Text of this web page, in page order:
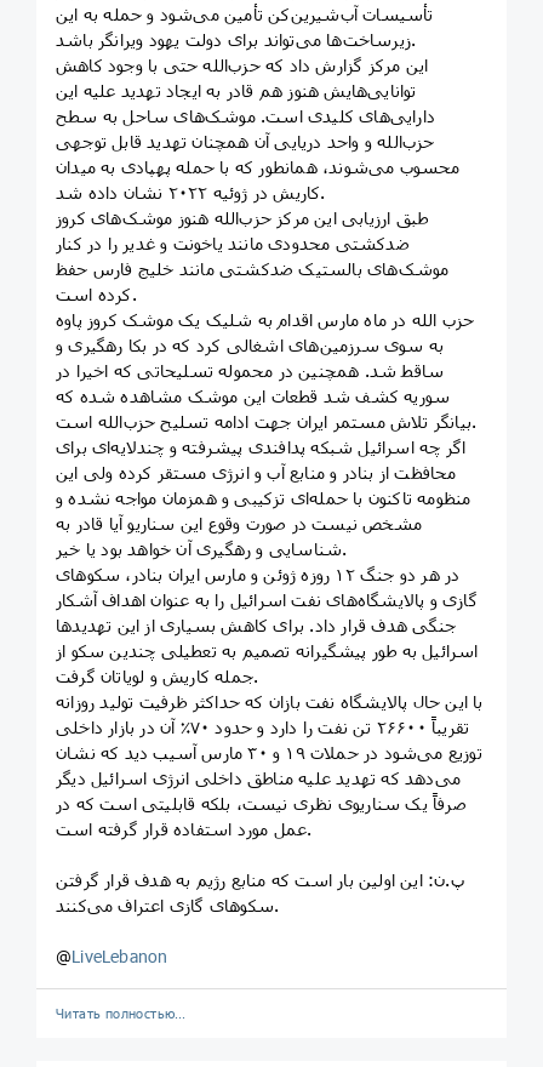
تأسیسات آب‌شیرین‌کن تأمین می‌شود و حمله به این
زیرساخت‌ها می‌تواند برای دولت یهود ویرانگر باشد.
این مرکز گزارش داد که حزب‌الله حتی با وجود کاهش
توانایی‌هایش هنوز هم قادر به ایجاد تهدید علیه این
دارایی‌های کلیدی است. موشک‌های ساحل به سطح
حزب‌الله و واحد دریایی آن همچنان تهدید قابل توجهی
محسوب می‌شوند، همانطور که با حمله پهپادی به میدان
کاریش در ژوئیه ۲۰۲۲ نشان داده شد.
طبق ارزیابی این مرکز حزب‌الله هنوز موشک‌های کروز
ضدکشتی محدودی مانند یاخونت و غدیر را در کنار
موشک‌های بالستیک ضدکشتی مانند خلیج فارس حفظ
کرده است.
حزب الله در ماه مارس اقدام به شلیک یک موشک کروز پاوه
به سوی سرزمین‌های اشغالی کرد که در بکا رهگیری و
ساقط شد. همچنین در محموله‌ تسلیحاتی که اخیرا در
سوریه کشف شد قطعات این موشک مشاهده شده که
بیانگر تلاش مستمر ایران جهت ادامه تسلیح حزب‌الله است.
اگر چه اسرائیل شبکه پدافندی پیشرفته و چندلایه‌ای برای
محافظت از بنادر و منابع آب و انرژی مستقر کرده ولی این
منظومه تاکنون با حمله‌ای تزکیبی و همزمان مواجه نشده و
مشخص نیست در صورت وقوع این سناریو آیا قادر به
شناسایی و رهگیری آن خواهد بود یا خیر.
در هر دو جنگ ۱۲ روزه ژوئن و مارس ایران بنادر، سکوهای
گازی و پالایشگاه‌های نفت اسرائیل را به عنوان اهداف آشکار
جنگی هدف قرار داد. برای کاهش بسیاری از این تهدیدها
اسرائیل به طور پیشگیرانه تصمیم به تعطیلی چندین سکو از
جمله کاریش و لویاتان گرفت.
با این حال پالایشگاه نفت بازان که حداکثر ظرفیت تولید روزانه
تقریباً ۲۶۶۰۰ تن نفت را دارد و حدود ۷۰٪ آن در بازار داخلی
توزیع می‌شود در حملات ۱۹ و ۳۰ مارس آسیب دید که نشان
می‌دهد که تهدید علیه مناطق داخلی انرژی اسرائیل دیگر
صرفاً یک سناریوی نظری نیست، بلکه قابلیتی است که در
عمل مورد استفاده قرار گرفته است.
پ.ن: این اولین بار است که منابع رژیم به هدف قرار گرفتن
سکوهای گازی اعتراف می‌کنند.
@LiveLebanon
Читать полностью…